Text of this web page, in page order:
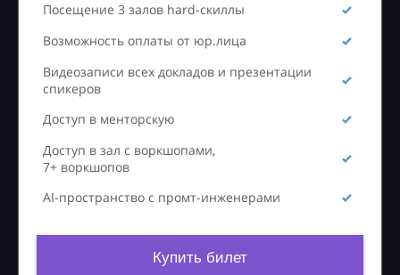
Посещение 3 залов hard-скиллы
Возможность оплаты от юр.лица
Видеозаписи всех докладов и презентации
спикеров
Доступ в менторскую
Доступ в зал с воркшопами,
7+ воркшопов
AI-пространство с промт-инженерами
Купить билет